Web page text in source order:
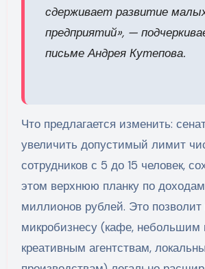
сдерживает развитие
предприятий», —
письме Андрея Кутепова.
Что предлагается изменить:
увеличить допустимый лимит
сотрудников с 5 до 15 человек,
этом верхнюю планку по
миллионов рублей. Это
микробизнесу (кафе, небольшим
креативным агентствам,